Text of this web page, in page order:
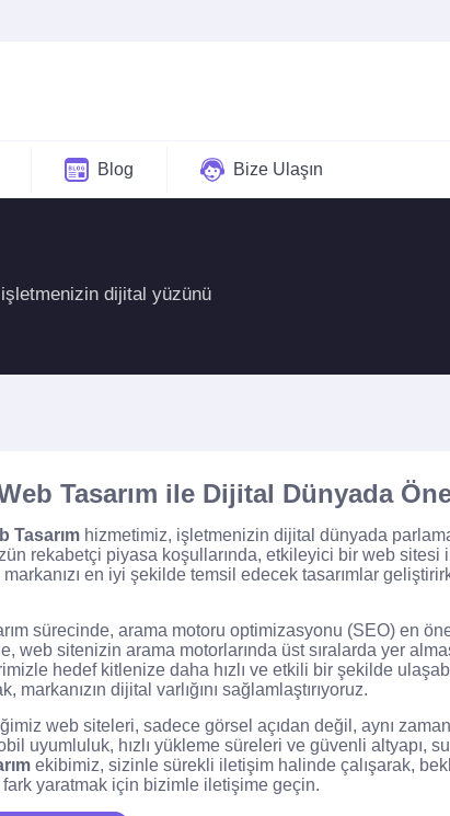
Blog Bize Ulaşın
dijital yüzünü
Tasarım ile Dijital Dünyada Öne
Tasarım hizmetimiz, işletmenizin dijital dünyada
rekabetçi piyasa koşullarında, etkileyici bir web
en iyi şekilde temsil edecek tasarımlar
sürecinde, arama motoru optimizasyonu (SEO) en
web sitenizin arama motorlarında üst sıralarda yer
hedef kitlenize daha hızlı ve etkili bir şekilde
markanızın dijital varlığını sağlamlaştırıyoruz.
web siteleri, sadece görsel açıdan değil, aynı
uyumluluk, hızlı yükleme süreleri ve güvenli altyapı,
ekibimiz, sizinle sürekli iletişim halinde çalışarak,
yaratmak için bizimle iletişime geçin.